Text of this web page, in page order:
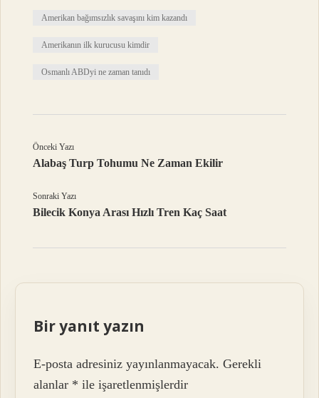
Amerikan bağımsızlık savaşını kim kazandı
Amerikanın ilk kurucusu kimdir
Osmanlı ABDyi ne zaman tanıdı
Önceki Yazı
Alabaş Turp Tohumu Ne Zaman Ekilir
Sonraki Yazı
Bilecik Konya Arası Hızlı Tren Kaç Saat
Bir yanıt yazın
E-posta adresiniz yayınlanmayacak. Gerekli
alanlar * ile işaretlenmişlerdir